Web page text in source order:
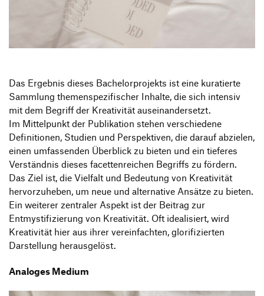
Transfer und Kooperation
Produktgestaltung B.A.
Strategische Gestaltung M.A.
Das Ergebnis dieses Bachelorprojekts ist eine kuratierte
Sammlung themenspezifischer Inhalte, die sich intensiv
mit dem Begriff der Kreativität auseinandersetzt.
Im Mittelpunkt der Publikation stehen verschiedene
Definitionen, Studien und Perspektiven, die darauf abzielen,
einen umfassenden Überblick zu bieten und ein tieferes
Verständnis dieses facettenreichen Begriffs zu fördern.
Das Ziel ist, die Vielfalt und Bedeutung von Kreativität
hervorzuheben, um neue und alternative Ansätze zu bieten.
Ein weiterer zentraler Aspekt ist der Beitrag zur
Entmystifizierung von Kreativität. Oft idealisiert, wird
Kreativität hier aus ihrer vereinfachten, glorifizierten
Darstellung herausgelöst.
Analoges Medium